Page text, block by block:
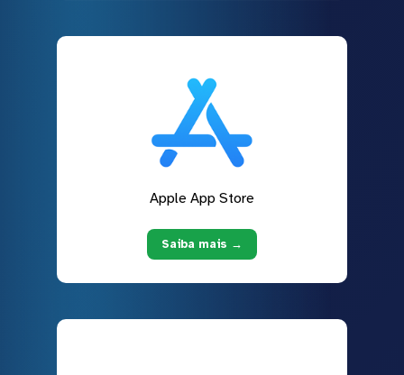
Apple App Store
Saiba mais →